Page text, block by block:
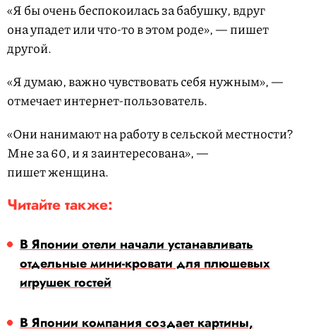
«Я бы очень беспокоилась за бабушку, вдруг
она упадет или что-то в этом роде», — пишет
другой.
«Я думаю, важно чувствовать себя нужным», —
отмечает интернет-пользователь.
«Они нанимают на работу в сельской местности?
Мне за 60, и я заинтересована», —
пишет женщина.
Читайте также:
В Японии отели начали устанавливать
отдельные мини-кровати для плюшевых
игрушек гостей
В Японии компания создает картины,